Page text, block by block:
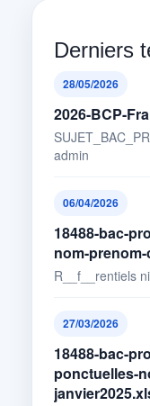
Derniers
28/05/2026
2026-BCP-
admin
06/04/2026
18488-bac-
nom-
R__f__rentiels
27/03/2026
18488-bac-
ponctuelles-